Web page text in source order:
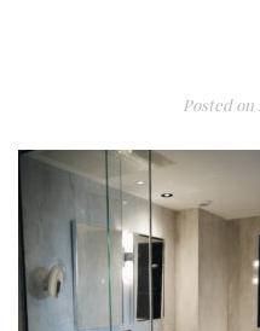
Posted on